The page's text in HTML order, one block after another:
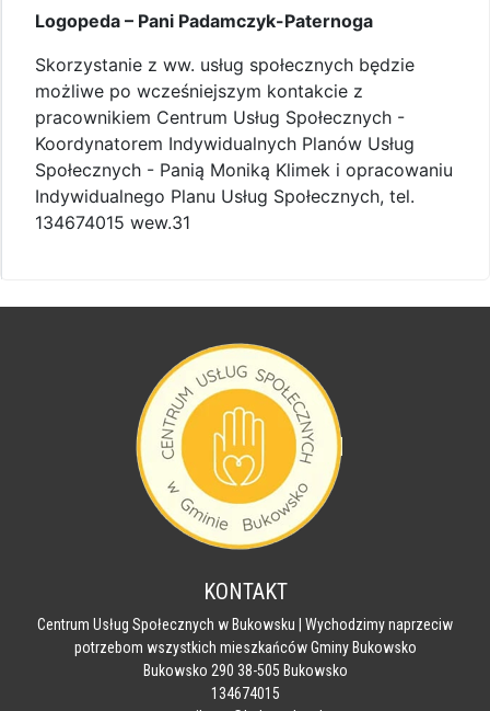
Logopeda – Pani Padamczyk-Paternoga
Skorzystanie z ww. usług społecznych będzie
możliwe po wcześniejszym kontakcie z
pracownikiem Centrum Usług Społecznych -
Koordynatorem Indywidualnych Planów Usług
Społecznych - Panią Moniką Klimek i opracowaniu
Indywidualnego Planu Usług Społecznych, tel.
134674015 wew.31
KONTAKT
Centrum Usług Społecznych w Bukowsku | Wychodzimy naprzeciw
potrzebom wszystkich mieszkańców Gminy Bukowsko
Bukowsko 290 38-505 Bukowsko
134674015